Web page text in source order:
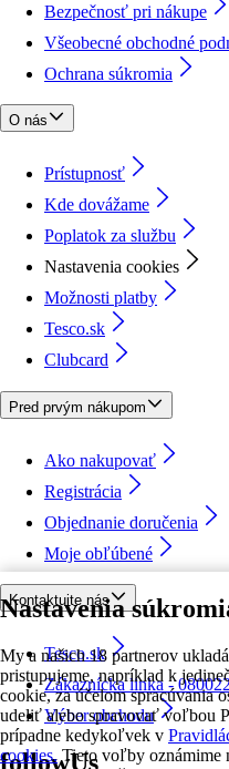
Nastavenia
My a našich 18 partnerov
pristupujeme, napríklad k
cookie, za účelom spracúvania
udeliť alebo spravovať voľbou
prípadne kedykoľvek v
cookies. Tieto voľby oznámime
Bezpečnosť pri nákupe
Všeobecné obchodné
Ochrana súkromia
O nás
Prístupnosť
Kde dovážame
Poplatok za službu
Nastavenia cookies
Možnosti platby
Tesco.sk
Clubcard
Pred prvým nákupom
Ako nakupovať
Registrácia
Objednanie doručenia
Moje obľúbené
Kontaktujte nás
Tesco.sk
Zákaznícka linka -
Výber obchodu
followUs